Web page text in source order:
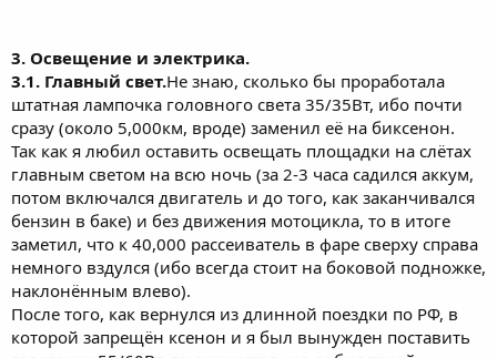
3. Освещение и электрика.
3.1. Главный свет.Не знаю, сколько бы проработала
штатная лампочка головного света 35/35Вт, ибо почти
сразу (около 5,000км, вроде) заменил её на биксенон.
Так как я любил оставить освещать площадки на слётах
главным светом на всю ночь (за 2-3 часа садился аккум,
потом включался двигатель и до того, как заканчивался
бензин в баке) и без движения мотоцикла, то в итоге
заметил, что к 40,000 рассеиватель в фаре сверху справа
немного вздулся (ибо всегда стоит на боковой подножке,
наклонённым влево).
После того, как вернулся из длинной поездки по РФ, в
которой запрещён ксенон и я был вынужден поставить